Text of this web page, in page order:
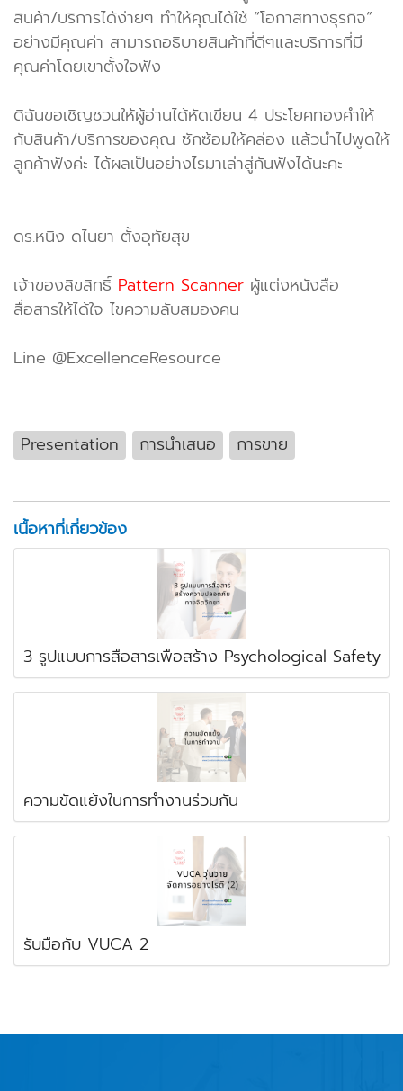
สินค้า/บริการได้ง่ายๆ ทำให้คุณได้ใช้ “โอกาสทางธุรกิจ”
อย่างมีคุณค่า สามารถอธิบายสินค้าที่ดีๆและบริการที่มี
คุณค่าโดยเขาตั้งใจฟัง
ดิฉันขอเชิญชวนให้ผู้อ่านได้หัดเขียน 4 ประโยคทองคำให้
กับสินค้า/บริการของคุณ ซักซ้อมให้คล่อง แล้วนำไปพูดให้
ลูกค้าฟังค่ะ ได้ผลเป็นอย่างไรมาเล่าสู่กันฟังได้นะคะ
ดร.หนิง ดไนยา ตั้งอุทัยสุข
เจ้าของลิขสิทธิ์ Pattern Scanner ผู้แต่งหนังสือ
สื่อสารให้ได้ใจ ไขความลับสมองคน
Line @ExcellenceResource
Presentation การนำเสนอ การขาย
เนื้อหาที่เกี่ยวข้อง
3 รูปแบบการสื่อสารเพื่อสร้าง Psychological Safety
ความขัดแย้งในการทำงานร่วมกัน
รับมือกับ VUCA 2